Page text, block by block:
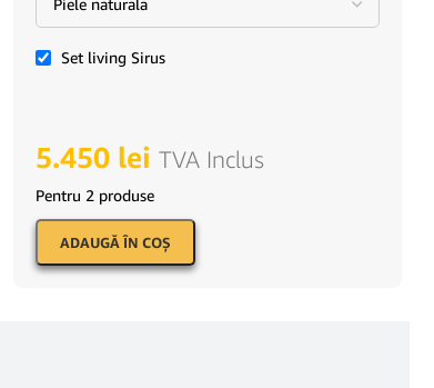
Set living Sirus
5.450 lei TVA Inclus
Pentru 2 produse
ADAUGĂ ÎN COŞ